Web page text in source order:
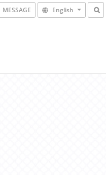
MESSAGE English